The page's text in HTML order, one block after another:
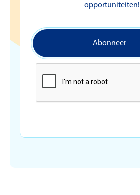
opportuniteiten!